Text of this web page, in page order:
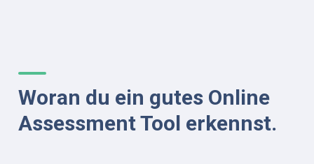
Woran du ein gutes Online
Assessment Tool erkennst.